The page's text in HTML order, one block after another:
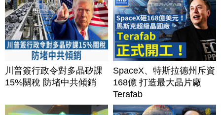
川普簽行政令對多晶矽課
15%關稅 防堵中共傾銷
SpaceX、特斯拉德州斥資
168億 打造最大晶片廠
Terafab